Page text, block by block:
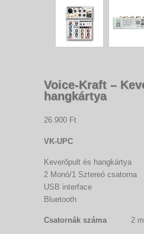
Voice-Kraft –
hangkártya
26.900 Ft
VK-UPC
Keverőpult és hangkártya
2 Monó/1 Sztereó csatorna
USB interface
Bluetooth
Csatornák száma 2